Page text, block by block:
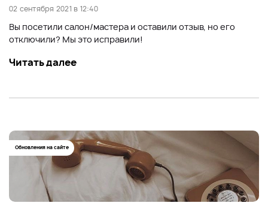
02 сентября 2021 в 12:40
Вы посетили салон/мастера и оставили отзыв, но его
отключили? Мы это исправили!
Читать далее
Обновления на сайте